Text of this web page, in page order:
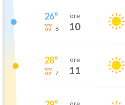
26°
6
ore
10
28°
7
ore
11
ore